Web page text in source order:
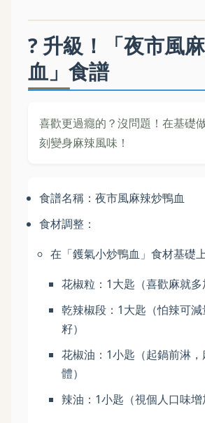
? 升級！「夜市風
血」食譜
喜歡更過癮的？沒問題！在基礎
刻變身麻辣風味！
食譜名稱：夜市風麻辣炒鴨血
食材調整：
在「鑊氣小炒鴨血」食材基礎
花椒粒：1大匙（喜歡麻就多
乾辣椒段：1大匙（怕辣可
籽）
花椒油：1小匙（起鍋前淋
體）
辣油：1小匙（視個人口味增